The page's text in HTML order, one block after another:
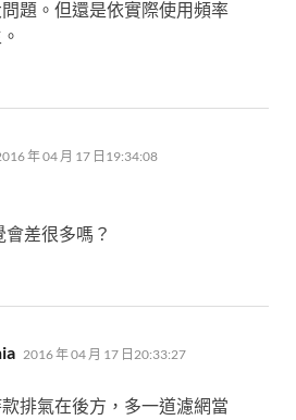
題。但還是依實際使用頻率
:
年 04 月 17 日19:34:08
會差很多嗎？
表
示:
2016 年 04 月 17 日20:33:27
排氣在後方，多一道濾網當